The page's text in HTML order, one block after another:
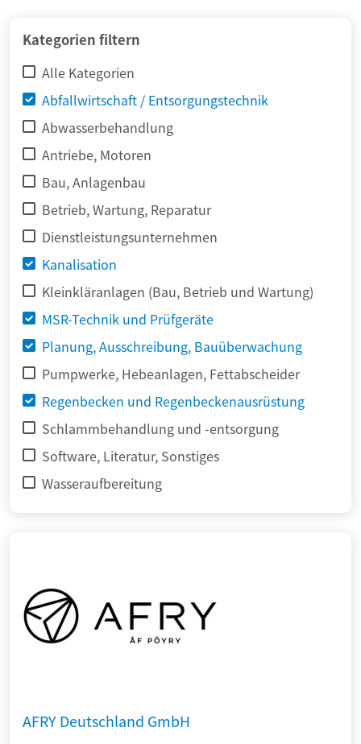
Kategorien filtern
Alle Kategorien
Abfallwirtschaft / Entsorgungstechnik
Abwasserbehandlung
Antriebe, Motoren
Bau, Anlagenbau
Betrieb, Wartung, Reparatur
Dienstleistungsunternehmen
Kanalisation
Kleinkläranlagen (Bau, Betrieb und Wartung)
MSR-Technik und Prüfgeräte
Planung, Ausschreibung, Bauüberwachung
Pumpwerke, Hebeanlagen, Fettabscheider
Regenbecken und Regenbeckenausrüstung
Schlammbehandlung und -entsorgung
Software, Literatur, Sonstiges
Wasseraufbereitung
AFRY Deutschland GmbH